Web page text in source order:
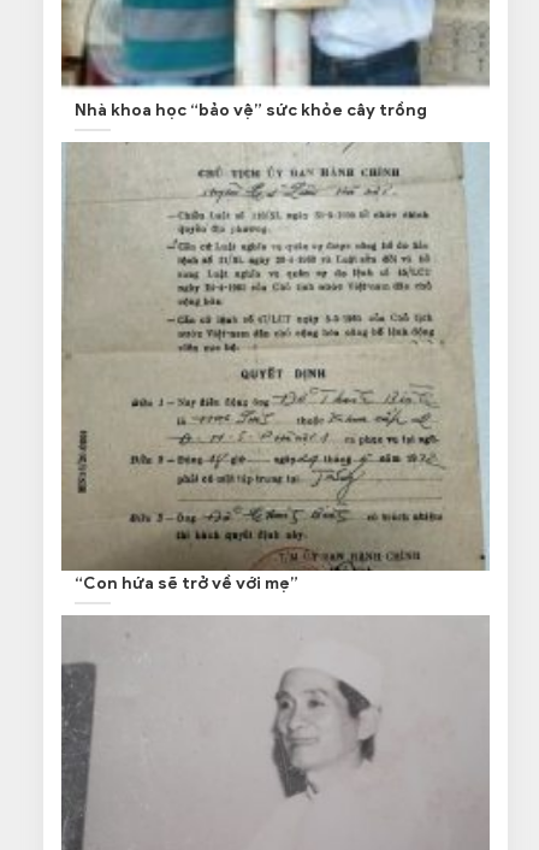
Nhà khoa học “bảo vệ” sức khỏe cây trồng
“Con hứa sẽ trở về với mẹ”